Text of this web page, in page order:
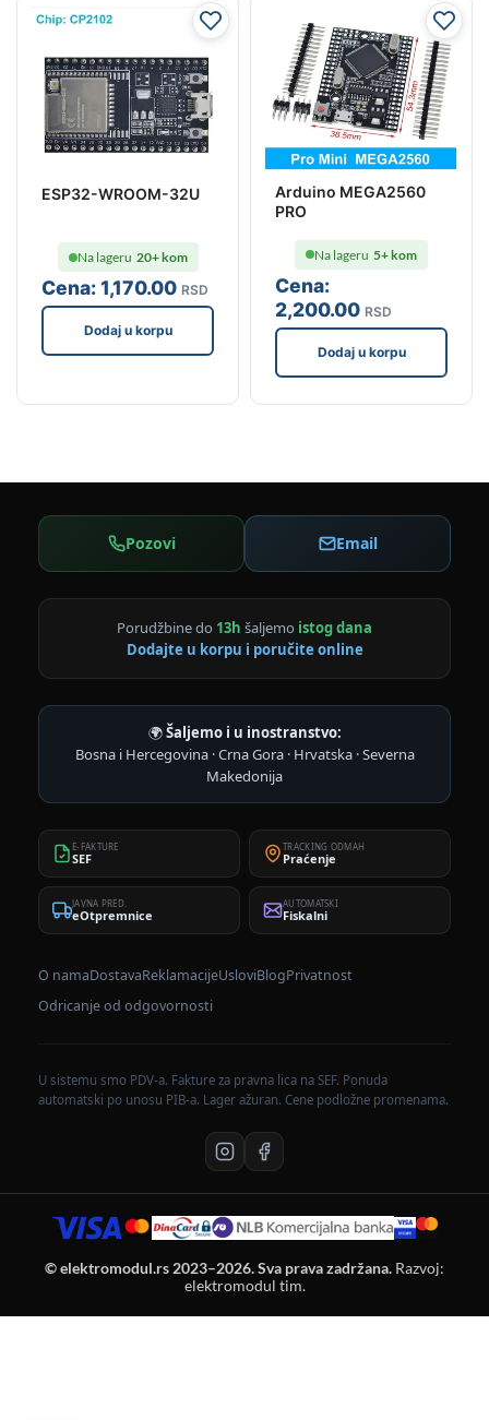
ESP32-WROOM-32U
Cena:1,170.00 RSD
Na lageru 20+ kom
Dodaj u korpu
Arduino MEGA2560
PRO
Cena:
2,200.00 RSD
Na lageru 5+ kom
Dodaj u korpu
Pozovi Email
Porudžbine do 13h šaljemo istog dana
Dodajte u korpu i poručite online
🌍Šaljemo i u inostranstvo:
Bosna i Hercegovina · Crna Gora · Hrvatska · Severna
Makedonija
E-FAKTURE
SEF
TRACKING ODMAH
Praćenje
JAVNA PRED.
eOtpremnice
AUTOMATSKI
Fiskalni
O namaDostavaReklamacijeUsloviBlogPrivatnost
Odricanje od odgovornosti
U sistemu smo PDV-a. Fakture za pravna lica na SEF. Ponuda
automatski po unosu PIB-a. Lager ažuran. Cene podložne promenama.
© elektromodul.rs 2023–2026. Sva prava zadržana. Razvoj:
elektromodul tim.